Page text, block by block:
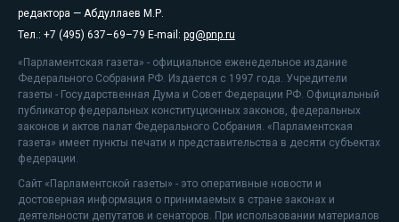
редактора — Абдуллаев М.Р.
Тел.: +7 (495) 637–69–79 E-mail: pg@pnp.ru
«Парламентская газета» - официальное еженедельное издание
Федерального Собрания РФ. Издается с 1997 года. Учредители
газеты - Государственная Дума и Совет Федерации РФ. Официальный
публикатор федеральных конституционных законов, федеральных
законов и актов палат Федерального Собрания. «Парламентская
газета» имеет пункты печати и представительства в десяти субъектах
федерации.
Сайт «Парламентской газеты» - это оперативные новости и
достоверная информация о принимаемых в стране законах и
деятельности депутатов и сенаторов. При использовании материалов